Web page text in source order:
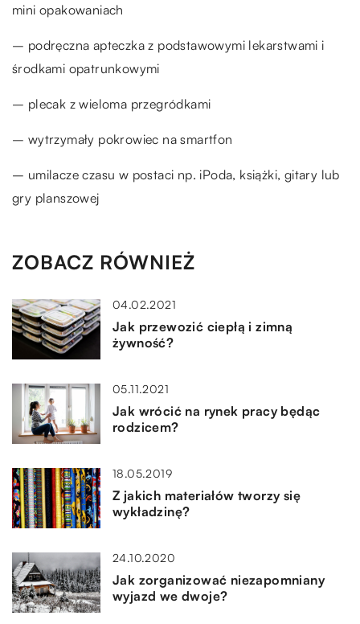
mini opakowaniach
– podręczna apteczka z podstawowymi lekarstwami i
środkami opatrunkowymi
– plecak z wieloma przegródkami
– wytrzymały pokrowiec na smartfon
– umilacze czasu w postaci np. iPoda, książki, gitary lub
gry planszowej
ZOBACZ RÓWNIEŻ
04.02.2021
Jak przewozić ciepłą i zimną
żywność?
05.11.2021
Jak wrócić na rynek pracy będąc
rodzicem?
18.05.2019
Z jakich materiałów tworzy się
wykładzinę?
24.10.2020
Jak zorganizować niezapomniany
wyjazd we dwoje?